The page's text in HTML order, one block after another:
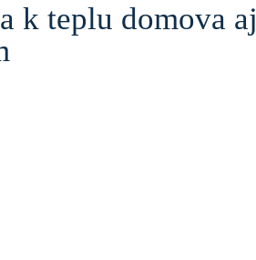
k teplu domova aj